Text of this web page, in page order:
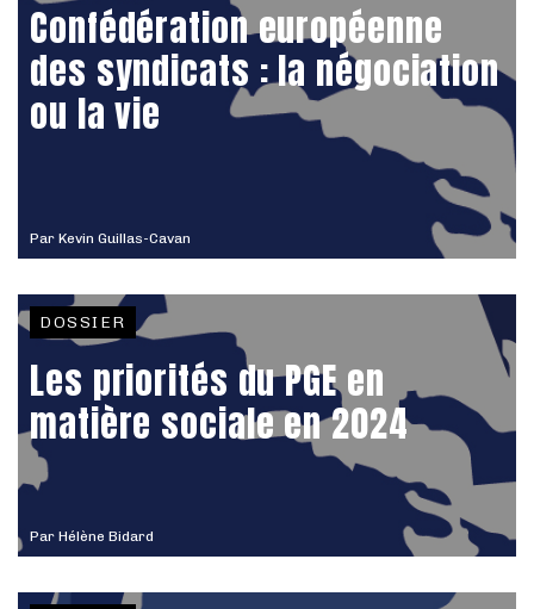
Par Kevin Guillas-Cavan
Confédération européenne
des syndicats : la négociation
ou la vie
Par Hélène Bidard
DOSSIER
Les priorités du PGE en
matière sociale en 2024